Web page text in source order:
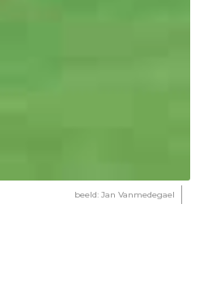
beeld: Jan Vanmedegael